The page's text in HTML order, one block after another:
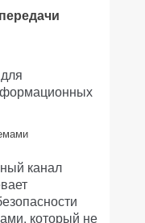
канал
который не